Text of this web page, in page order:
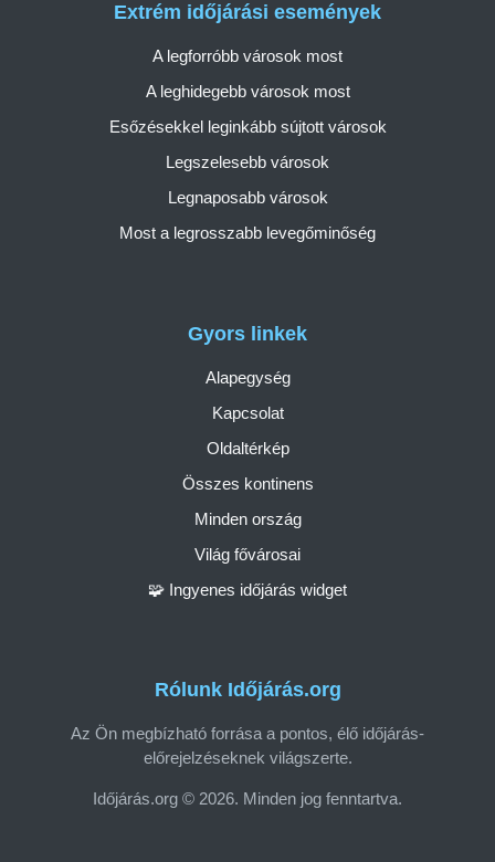
Rólunk Időjárás.org
Az Ön megbízható forrása a pontos, élő időjárás-
előrejelzéseknek világszerte.
Időjárás.org © 2026. Minden jog fenntartva.
Gyors linkek
Alapegység
Kapcsolat
Oldaltérkép
Összes kontinens
Minden ország
Világ fővárosai
🧩 Ingyenes időjárás widget
Extrém időjárási események
A legforróbb városok most
A leghidegebb városok most
Esőzésekkel leginkább sújtott városok
Legszelesebb városok
Legnaposabb városok
Most a legrosszabb levegőminőség